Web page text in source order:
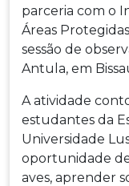
parceria com o
Áreas
sessão de
Antula, em
A atividade
estudantes da
Universidade
oportunidade
aves, aprender